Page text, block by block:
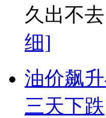
久出不
细]
油价飙
三天下跌